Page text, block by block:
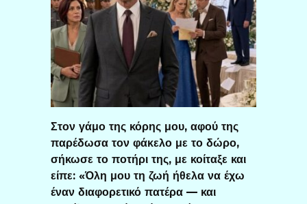
Στον γάμο της κόρης μου, αφού της
παρέδωσα τον φάκελο με το δώρο,
σήκωσε το ποτήρι της, με κοίταξε και
είπε: «Όλη μου τη ζωή ήθελα να έχω
έναν διαφορετικό πατέρα — και